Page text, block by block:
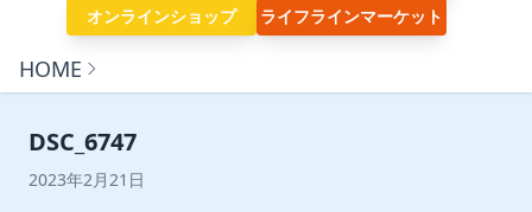
オンラインショップ
ライフラインマーケット
HOME
DSC_6747
2023年2月21日